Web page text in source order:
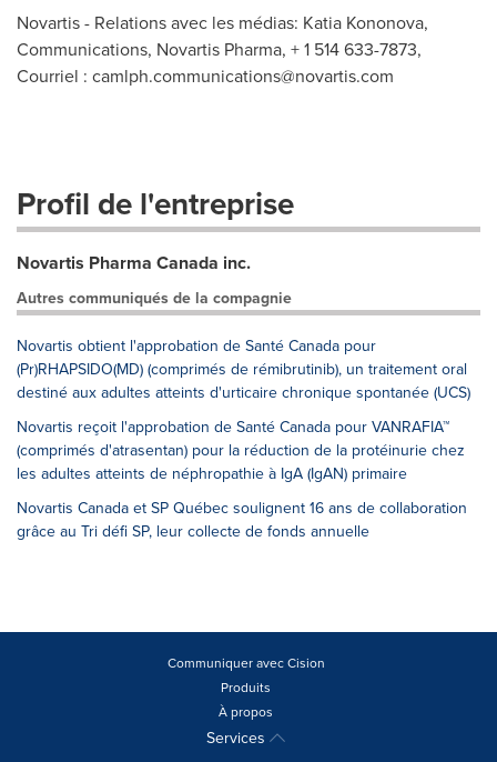
Novartis - Relations avec les médias: Katia Kononova,
Communications, Novartis Pharma, + 1 514 633-7873,
Courriel : camlph.communications@novartis.com
Profil de l'entreprise
Novartis Pharma Canada inc.
Autres communiqués de la compagnie
Novartis obtient l'approbation de Santé Canada pour
(Pr)RHAPSIDO(MD) (comprimés de rémibrutinib), un traitement oral
destiné aux adultes atteints d'urticaire chronique spontanée (UCS)
Novartis reçoit l'approbation de Santé Canada pour VANRAFIA™
(comprimés d'atrasentan) pour la réduction de la protéinurie chez
les adultes atteints de néphropathie à IgA (IgAN) primaire
Novartis Canada et SP Québec soulignent 16 ans de collaboration
grâce au Tri défi SP, leur collecte de fonds annuelle
Communiquer avec Cision
Produits
À propos
Services